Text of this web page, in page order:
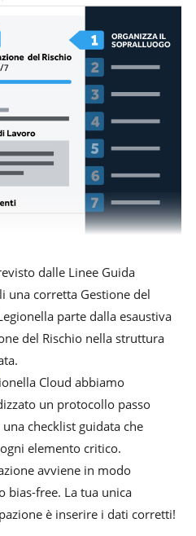
dalle Linee Guida
una corretta Gestione del
parte dalla esaustiva
del Rischio nella struttura
Cloud abbiamo
un protocollo passo
una checklist guidata che
elemento critico.
avviene in modo
bias-free. La tua unica
è inserire i dati corretti!